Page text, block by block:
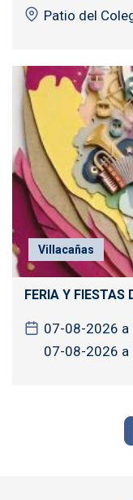
Patio del
Villacañas
FERIA Y FIESTAS
07-08-2026
07-08-2026